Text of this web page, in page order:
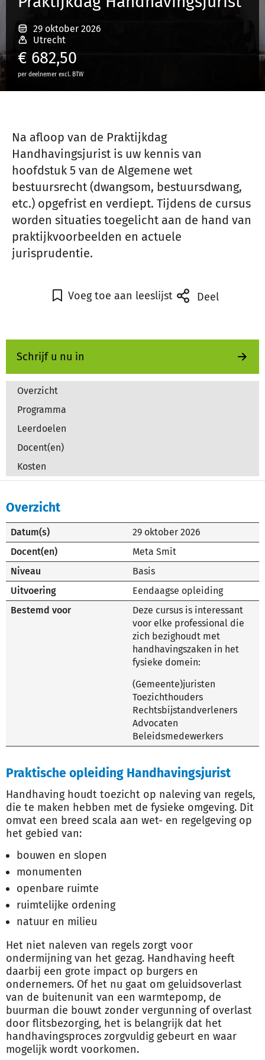
29 oktober 2026
Utrecht
€ 682,50
per deelnemer excl. BTW
Na afloop van de Praktijkdag
Handhavingsjurist is uw kennis van
hoofdstuk 5 van de Algemene wet
bestuursrecht (dwangsom, bestuursdwang,
etc.) opgefrist en verdiept. Tijdens de cursus
worden situaties toegelicht aan de hand van
praktijkvoorbeelden en actuele
jurisprudentie.
Voeg toe aan leeslijst Deel
Schrijf u nu in
Overzicht
Programma
Leerdoelen
Docent(en)
Kosten
Overzicht
Datum(s)
29 oktober 2026
Docent(en)
Meta Smit
Niveau
Basis
Uitvoering
Eendaagse opleiding
Bestemd voor
Deze cursus is interessant
voor elke professional die
zich bezighoudt met
handhavingszaken in het
fysieke domein:
(Gemeente)juristen
Toezichthouders
Rechtsbijstandverleners
Advocaten
Beleidsmedewerkers
Praktische opleiding Handhavingsjurist
Handhaving houdt toezicht op naleving van regels,
die te maken hebben met de fysieke omgeving. Dit
omvat een breed scala aan wet- en regelgeving op
het gebied van:
bouwen en slopen
monumenten
openbare ruimte
ruimtelijke ordening
natuur en milieu
Het niet naleven van regels zorgt voor
ondermijning van het gezag. Handhaving heeft
daarbij een grote impact op burgers en
ondernemers. Of het nu gaat om geluidsoverlast
van de buitenunit van een warmtepomp, de
buurman die bouwt zonder vergunning of overlast
door flitsbezorging, het is belangrijk dat het
handhavingsproces zorgvuldig gebeurt en waar
mogelijk wordt voorkomen.